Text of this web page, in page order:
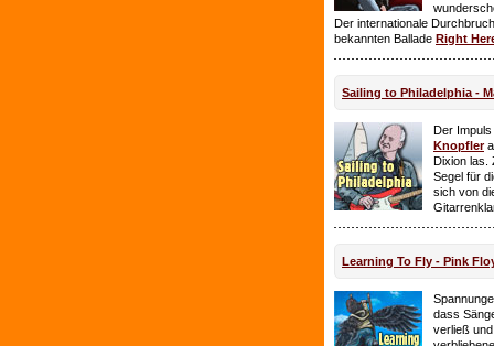
Der internationale
bekannten Ballade Right
Sailing to Philadelphia -
Der
Knopfler
Dixion las.
Segel für
sich von
Learning To Fly - Pink
dass
verließ